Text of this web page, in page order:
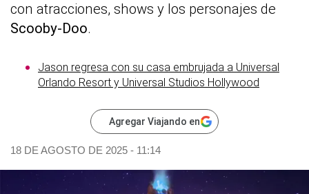
con atracciones, shows y los personajes de
Scooby-Doo.
Jason regresa con su casa embrujada a Universal
Orlando Resort y Universal Studios Hollywood
Agregar Viajando en
18 DE AGOSTO DE 2025 - 11:14